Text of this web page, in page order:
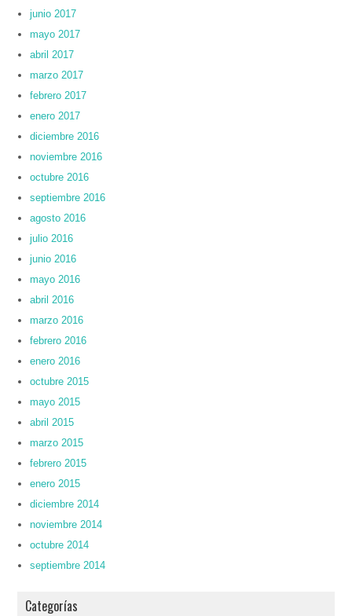
junio 2017
mayo 2017
abril 2017
marzo 2017
febrero 2017
enero 2017
diciembre 2016
noviembre 2016
octubre 2016
septiembre 2016
agosto 2016
julio 2016
junio 2016
mayo 2016
abril 2016
marzo 2016
febrero 2016
enero 2016
octubre 2015
mayo 2015
abril 2015
marzo 2015
febrero 2015
enero 2015
diciembre 2014
noviembre 2014
octubre 2014
septiembre 2014
Categorías